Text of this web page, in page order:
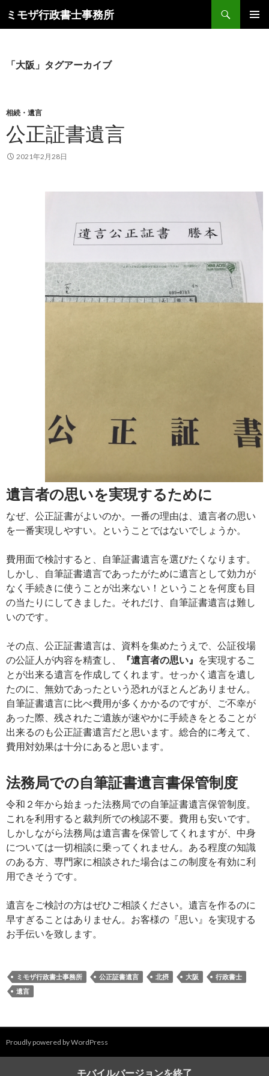
ミモザ行政書士事務所
ン
キ
ッ
プ
「大阪」タグアーカイブ
相続・遺言
公正証書遺言
2021年2月28日
遺言者の思いを実現するために
なぜ、公正証書がよいのか。一番の理由は、遺言者の思い
を一番実現しやすい。ということではないでしょうか。
費用面で検討すると、自筆証書遺言を選びたくなります。
しかし、自筆証書遺言であったがために遺言として効力が
なく手続きに使うことが出来ない！ということを何度も目
の当たりにしてきました。それだけ、自筆証書遺言は難し
いのです。
その点、公正証書遺言は、資料を集めたうえで、公証役場
の公証人が内容を精査し、
『遺言者の思い』 を実現するこ
とが出来る遺言を作成してくれます。せっかく遺言を遺し
たのに、無効であったという恐れがほとんどありません。
自筆証書遺言に比べ費用が多くかかるのですが、ご不幸が
あった際、残されたご遺族が速やかに手続きをとることが
出来るのも公正証書遺言だと思います。総合的に考えて、
費用対効果は十分にあると思います。
法務局での自筆証書遺言書保管制度
令和２年から始まった法務局での自筆証書遺言保管制度。
これを利用すると裁判所での検認不要。費用も安いです。
しかしながら法務局は遺言書を保管してくれますが、中身
については一切相談に乗ってくれません。ある程度の知識
のある方、専門家に相談された場合はこの制度を有効に利
用できそうです。
遺言をご検討の方はぜひご相談ください。遺言を作るのに
早すぎることはありません。お客様の『思い』を実現する
お手伝いを致します。
ミモザ行政書士事務所 公正証書遺言 北摂 大阪
行政書士
遺言
Proudly powered by WordPress
モバイルバージョンを終了